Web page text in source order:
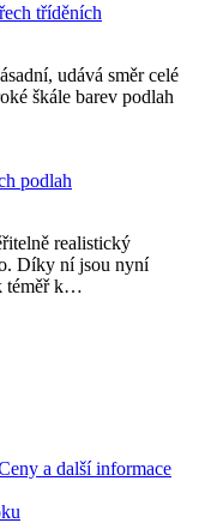
tříděních
udává směr celé
škále barev podlah
podlah
realistický
Díky ní jsou nyní
téměř k…
a další informace